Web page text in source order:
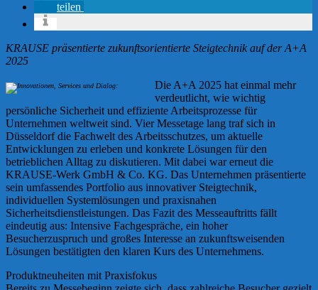
teilen
KRAUSE präsentierte zukunftsorientierte Steigtechnik auf der A+A
2025
Die A+A 2025 hat einmal mehr
verdeutlicht, wie wichtig
persönliche Sicherheit und effiziente Arbeitsprozesse für
Unternehmen weltweit sind. Vier Messetage lang traf sich in
Düsseldorf die Fachwelt des Arbeitsschutzes, um aktuelle
Entwicklungen zu erleben und konkrete Lösungen für den
betrieblichen Alltag zu diskutieren. Mit dabei war erneut die
KRAUSE-Werk GmbH & Co. KG. Das Unternehmen präsentierte
sein umfassendes Portfolio aus innovativer Steigtechnik,
individuellen Systemlösungen und praxisnahen
Sicherheitsdienstleistungen. Das Fazit des Messeauftritts fällt
eindeutig aus: Intensive Fachgespräche, ein hoher
Besucherzuspruch und großes Interesse an zukunftsweisenden
Lösungen bestätigten den klaren Kurs des Unternehmens.
Produktneuheiten mit Praxisfokus